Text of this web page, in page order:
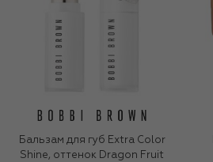
Бальзам для губ Extra Color
Shine, оттенок Dragon Fruit